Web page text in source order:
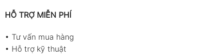
HỖ TRỢ MIỄN PHÍ
• Tư vấn mua hàng
• Hỗ trợ kỹ thuật